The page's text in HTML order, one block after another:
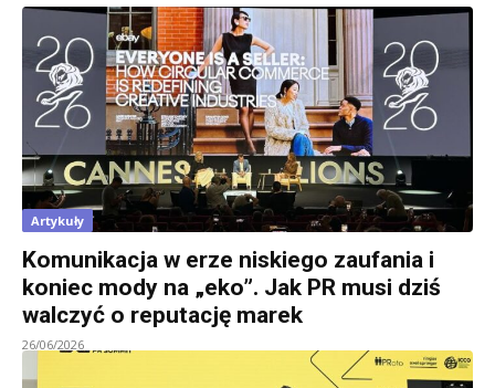
Artykuły
Komunikacja w erze niskiego zaufania i
koniec mody na „eko”. Jak PR musi dziś
walczyć o reputację marek
26/06/2026